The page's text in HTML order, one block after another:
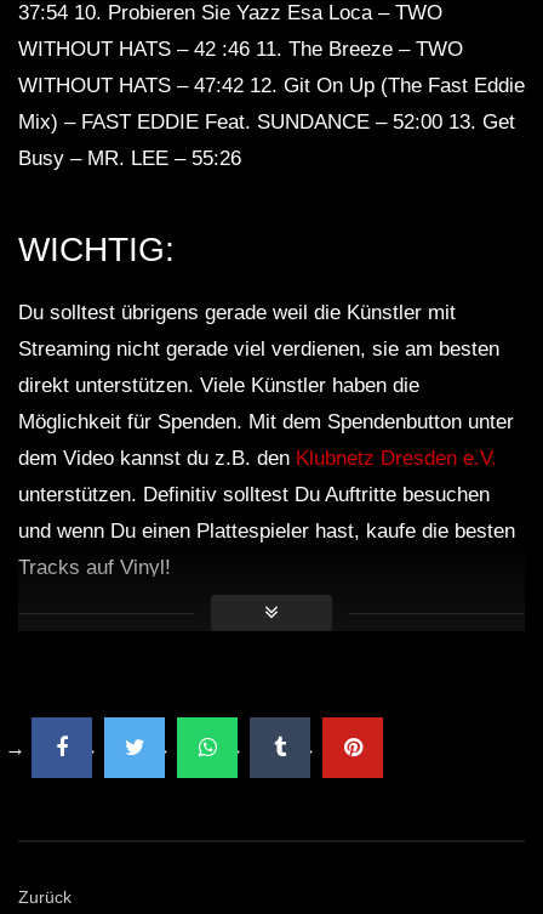
37:54 10. Probieren Sie Yazz Esa Loca – TWO
WITHOUT HATS – 42 :46 11. The Breeze – TWO
WITHOUT HATS – 47:42 12. Git On Up (The Fast Eddie
Mix) – FAST EDDIE Feat. SUNDANCE – 52:00 13. Get
Busy – MR. LEE – 55:26
WICHTIG:
Du solltest übrigens gerade weil die Künstler mit
Streaming nicht gerade viel verdienen, sie am besten
direkt unterstützen. Viele Künstler haben die
Möglichkeit für Spenden. Mit dem Spendenbutton unter
dem Video kannst du z.B. den Klubnetz Dresden e.V.
unterstützen. Definitiv solltest Du Auftritte besuchen
und wenn Du einen Plattespieler hast, kaufe die besten
Tracks auf Vinyl!
Zurück